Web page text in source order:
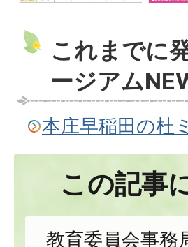
これまでに
ージアム
本庄早稲田の杜
この記事
教育委員会事務